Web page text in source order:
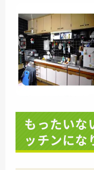
もったいな
ッチンにな